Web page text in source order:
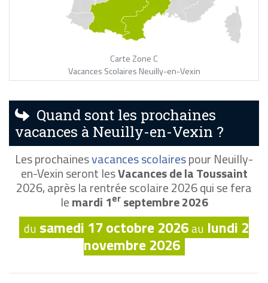
Carte Zone C
Vacances Scolaires Neuilly-en-Vexin
Quand sont les prochaines
vacances à Neuilly-en-Vexin ?
Les prochainesvacances scolairespour Neuilly-
en-Vexin seront lesVacances de la Toussaint
2026, après la rentrée scolaire 2026 qui se fera
lemardi 1erseptembre 2026
du samedi 17 octobre 2026au lundi 2
novembre 2026